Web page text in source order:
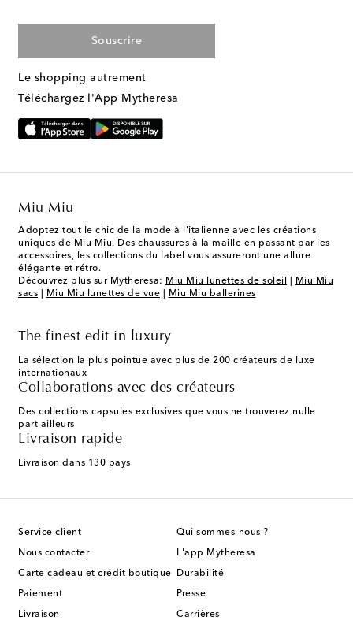
Souscrire
Le shopping autrement
Téléchargez l'App Mytheresa
Miu Miu
Adoptez tout le chic de la mode à l'italienne avec les créations
uniques de Miu Miu. Des chaussures à la maille en passant par les
accessoires, les collections du label vous assureront une allure
élégante et rétro.
Découvrez plus sur Mytheresa: Miu Miu lunettes de soleil
Miu Miu
sacs
Miu Miu lunettes de vue Miu Miu ballerines
The finest edit in luxury
La sélection la plus pointue avec plus de 200 créateurs de luxe
internationaux
Collaborations avec des créateurs
Des collections capsules exclusives que vous ne trouverez nulle
part ailleurs
Livraison rapide
Livraison dans 130 pays
Service client
Nous contacter
Carte cadeau et crédit boutique
Paiement
Livraison
Qui sommes-nous ?
L'app Mytheresa
Durabilité
Presse
Carrières